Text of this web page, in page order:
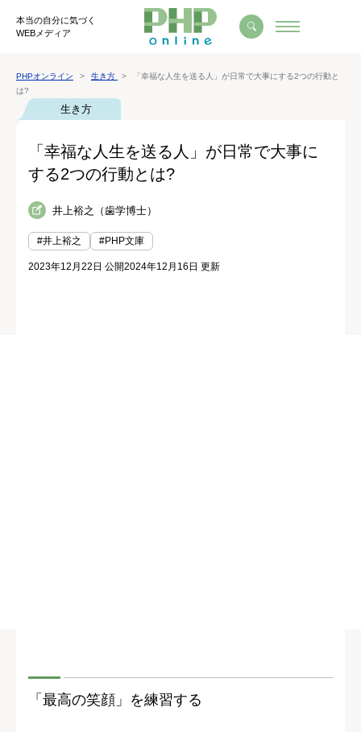
本当の自分に気づく
WEBメディア
PHPオンライン 生き方
「幸福な人生を送る人」が日常で大事にする2つの行動と
は?
生き方
「幸福な人生を送る人」が日常で大事に
する2つの行動とは?
井上裕之（歯学博士）
#井上裕之 #PHP文庫
2023年12月22日 公開2024年12月16日 更新
「最高の笑顔」を練習する